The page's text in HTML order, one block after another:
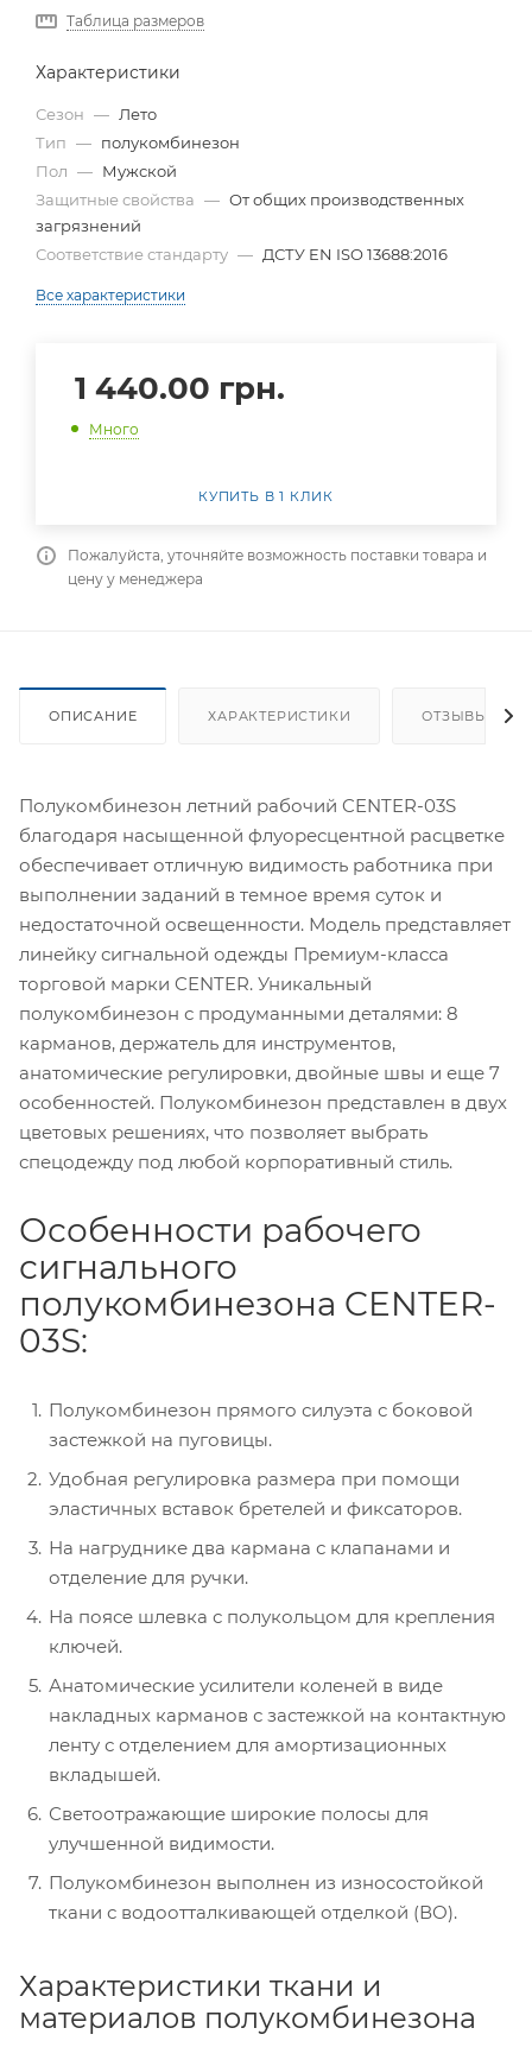
Таблица размеров
Характеристики
Сезон — Лето
Тип — полукомбинезон
Пол — Мужской
Защитные свойства — От общих производственных
загрязнений
Соответствие стандарту — ДСТУ EN ISO 13688:2016
Все характеристики
1 440.00 грн.
Много
КУПИТЬ В 1 КЛИК
Пожалуйста, уточняйте возможность поставки товара и
цену у менеджера
ОПИСАНИЕ ХАРАКТЕРИСТИКИ ОТЗЫВЫ
Полукомбинезон летний рабочий CENTER-03S
благодаря насыщенной флуоресцентной расцветке
обеспечивает отличную видимость работника при
выполнении заданий в темное время суток и
недостаточной освещенности. Модель представляет
линейку сигнальной одежды Премиум-класса
торговой марки CENTER. Уникальный
полукомбинезон с продуманными деталями: 8
карманов, держатель для инструментов,
анатомические регулировки, двойные швы и еще 7
особенностей. Полукомбинезон представлен в двух
цветовых решениях, что позволяет выбрать
спецодежду под любой корпоративный стиль.
Особенности рабочего
сигнального
полукомбинезона CENTER-
03S:
Полукомбинезон прямого силуэта с боковой
застежкой на пуговицы.
Удобная регулировка размера при помощи
эластичных вставок бретелей и фиксаторов.
На нагруднике два кармана с клапанами и
отделение для ручки.
На поясе шлевка с полукольцом для крепления
ключей.
Анатомические усилители коленей в виде
накладных карманов с застежкой на контактную
ленту с отделением для амортизационных
вкладышей.
Светоотражающие широкие полосы для
улучшенной видимости.
Полукомбинезон выполнен из износостойкой
ткани с водоотталкивающей отделкой (ВО).
Характеристики ткани и
материалов полукомбинезона